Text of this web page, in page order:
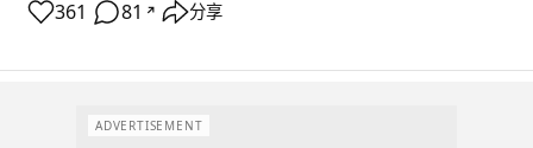
361 81 ↗ 分享
ADVERTISEMENT